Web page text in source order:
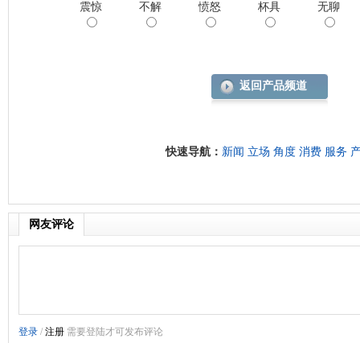
震惊 不解 愤怒 杯具 无聊
返回产品频道
快速导航： 新闻 立场 角度 消费 服务
网友评论